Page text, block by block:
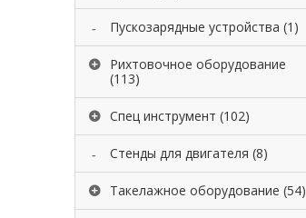
Пускозарядные устройства (1)
Рихтовочное оборудование
(113)
Спец инструмент (102)
Стенды для двигателя (8)
Такелажное оборудование (54)